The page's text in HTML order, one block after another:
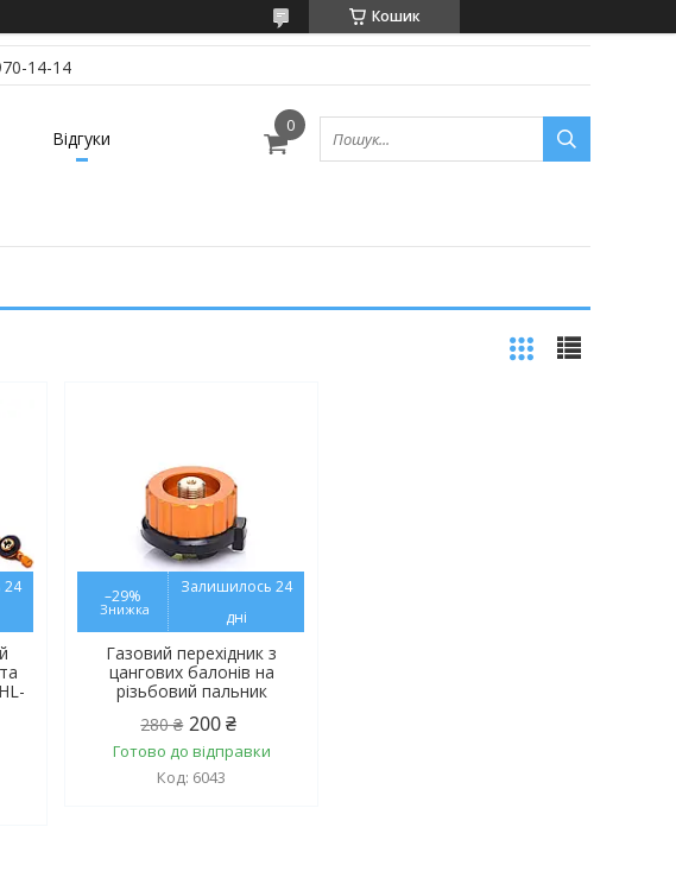
Кошик
14-14
Відгуки
24
–29%
Залишилось 24
дні
Газовий перехідник з
цангових балонів на
різьбовий пальник
280 ₴ 200 ₴
Готово до відправки
6043